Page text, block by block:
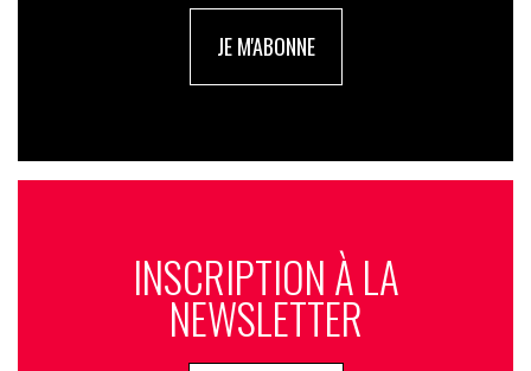
JE M'ABONNE
INSCRIPTION À LA
NEWSLETTER